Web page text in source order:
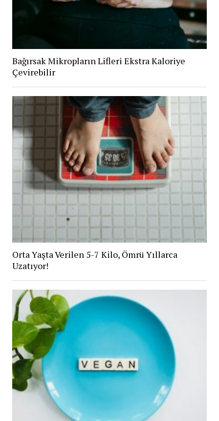
Bağırsak Mikropların Lifleri Ekstra Kaloriye
Çevirebilir
Orta Yaşta Verilen 5-7 Kilo, Ömrü Yıllarca
Uzatıyor!